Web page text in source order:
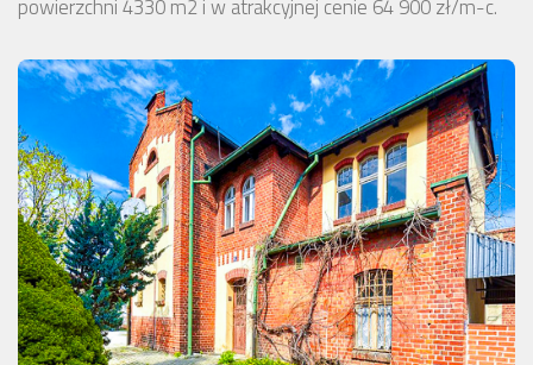
powierzchni 4330 m2 i w atrakcyjnej cenie 64 900 zł/m-c.